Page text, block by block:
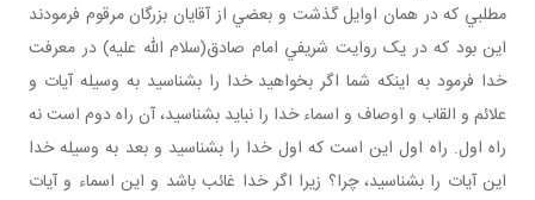
مطلبي که در همان اوايل گذشت و بعضي از آقايان بزرگان مرقوم فرمودند
اين بود که در يک روايت شريفي امام صادق(سلام الله عليه) در معرفت
خدا فرمود به اينکه شما اگر بخواهيد خدا را بشناسيد به وسيله آيات و
علائم و القاب و اوصاف و اسماء خدا را نبايد بشناسيد، آن راه دوم است نه
راه اول. راه اول اين است که اول خدا را بشناسيد و بعد به وسيله خدا
اين آيات را بشناسيد، چرا؟ زيرا اگر خدا غائب باشد و اين اسماء و آيات